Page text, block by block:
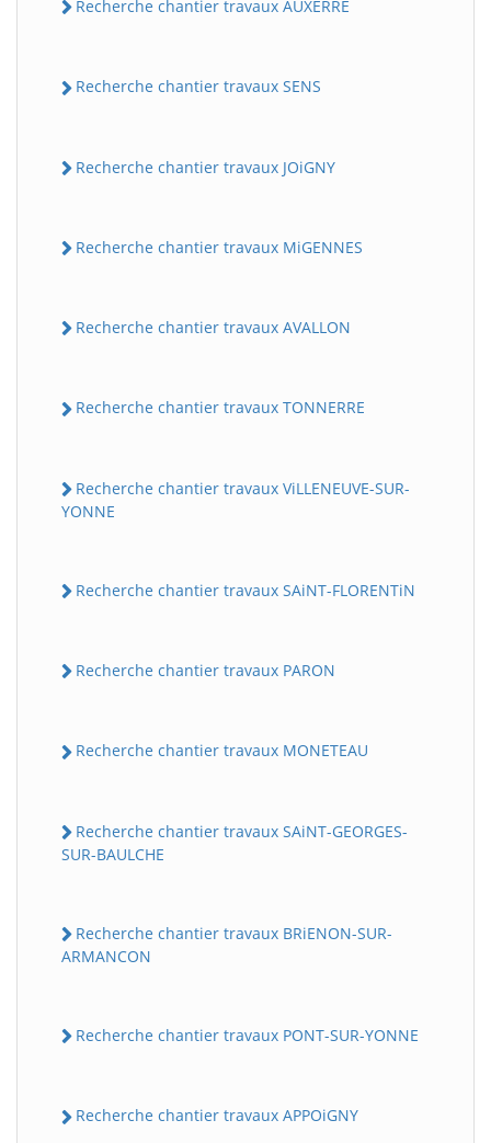
Recherche chantier travaux AUXERRE
Recherche chantier travaux SENS
Recherche chantier travaux JOiGNY
Recherche chantier travaux MiGENNES
Recherche chantier travaux AVALLON
Recherche chantier travaux TONNERRE
Recherche chantier travaux ViLLENEUVE-SUR-
YONNE
Recherche chantier travaux SAiNT-FLORENTiN
Recherche chantier travaux PARON
Recherche chantier travaux MONETEAU
Recherche chantier travaux SAiNT-GEORGES-
SUR-BAULCHE
Recherche chantier travaux BRiENON-SUR-
ARMANCON
Recherche chantier travaux PONT-SUR-YONNE
Recherche chantier travaux APPOiGNY